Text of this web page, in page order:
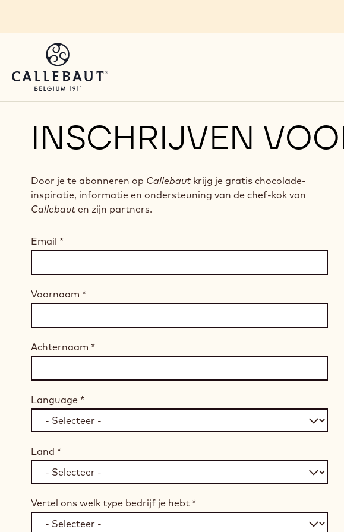
INSCHRIJVEN
Door je te abonneren op Callebaut krijg je gratis chocolade-
inspiratie, informatie en ondersteuning van de chef-kok van
Callebaut en zijn partners.
Email *
Voornaam *
Achternaam *
Language *
Land *
Vertel ons welk type bedrijf je hebt *